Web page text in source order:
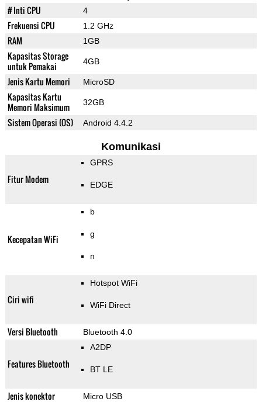
# Inti CPU 4
Frekuensi CPU 1.2 GHz
RAM 1GB
Kapasitas Storage
untuk Pemakai
4GB
Jenis Kartu Memori MicroSD
Kapasitas Kartu
Memori Maksimum
32GB
Sistem Operasi (OS) Android 4.4.2
Komunikasi
Fitur Modem
GPRS
EDGE
Kecepatan WiFi
b
g
n
Ciri wifi
Hotspot WiFi
WiFi Direct
Versi Bluetooth Bluetooth 4.0
Features Bluetooth
A2DP
BT LE
Jenis konektor Micro USB